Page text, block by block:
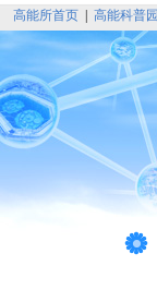
高能所首页 高能科普